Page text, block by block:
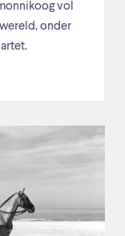
vol
onder